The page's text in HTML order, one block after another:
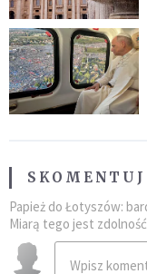
Papież do Łotyszów:
Miarą tego jest